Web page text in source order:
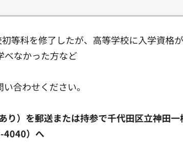
等科を修了したが、高等学校に入学資格
べなかった方など
合わせください。
り）を郵送または持参で千代田区立神田
4040）へ